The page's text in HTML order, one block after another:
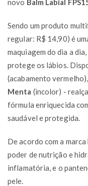
Sendo um produto
regular: R$ 14,90) é
maquiagem do dia a
protege os lábios.
(acabamento vermelho),
Menta (incolor) -
fórmula enriquecida
saudável e protegida.
De acordo com a
poder de nutrição e
inflamatória, e o
pele.